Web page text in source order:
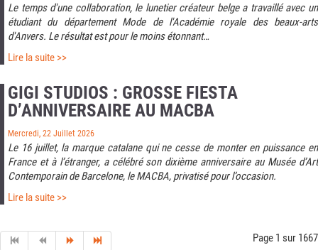
Le temps d'une collaboration, le lunetier créateur belge a travaillé avec un
étudiant du département Mode de l'Académie royale des beaux-arts
d'Anvers. Le résultat est pour le moins étonnant…
Lire la suite >>
GIGI STUDIOS : GROSSE FIESTA
D’ANNIVERSAIRE AU MACBA
Mercredi, 22 Juillet 2026
Le 16 juillet, la marque catalane qui ne cesse de monter en puissance en
France et à l’étranger, a célébré son dixième anniversaire au Musée d’Art
Contemporain de Barcelone, le MACBA, privatisé pour l’occasion.
Lire la suite >>
Page 1 sur 1667